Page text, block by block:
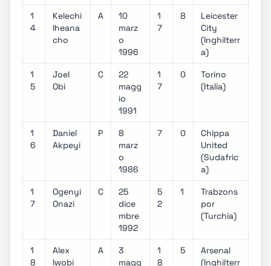
1
4
Kelechi
Iheana
cho
A
10
marz
o
1996
1
7
8
Leicester
City
(Inghilterr
a)
1
5
Joel
Obi
C
22
magg
io
1991
1
7
0
Torino
(Italia)
1
6
Daniel
Akpeyi
P
8
marz
o
1986
7 0
Chippa
United
(Sudafric
a)
1
7
Ogenyi
Onazi
C
25
dice
mbre
1992
5
2
1
Trabzons
por
(Turchia)
1
8
Alex
Iwobi
A
3
magg
1
8
5
Arsenal
(Inghilterr